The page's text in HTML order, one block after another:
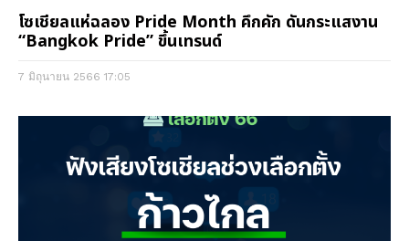
โซเชียลแห่ฉลอง Pride Month คึกคัก ดันกระแสงาน
“Bangkok Pride” ขึ้นเทรนด์
7 มิถุนายน 2566 17:05